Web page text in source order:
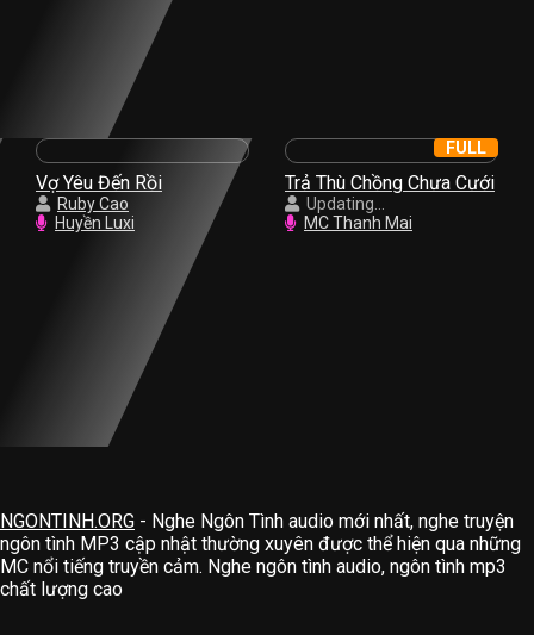
Vợ Yêu Đến Rồi
Ruby Cao
Huyền Luxi
Trả Thù Chồng Chưa Cưới
Updating...
MC Thanh Mai
FULL
NGONTINH.ORG - Nghe Ngôn Tình audio mới nhất, nghe truyện
ngôn tình MP3 cập nhật thường xuyên được thể hiện qua những
MC nổi tiếng truyền cảm. Nghe ngôn tình audio, ngôn tình mp3
chất lượng cao